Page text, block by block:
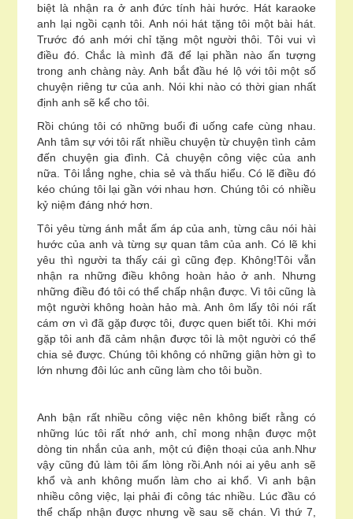
biệt là nhận ra ở anh đức tính hài hước. Hát karaoke
anh lại ngồi cạnh tôi. Anh nói hát tặng tôi một bài hát.
Trước đó anh mới chỉ tặng một người thôi. Tôi vui vì
điều đó. Chắc là mình đã để lại phần nào ấn tượng
trong anh chàng này. Anh bắt đầu hé lộ với tôi một số
chuyện riêng tư của anh. Nói khi nào có thời gian nhất
định anh sẽ kể cho tôi.
Rồi chúng tôi có những buổi đi uống cafe cùng nhau.
Anh tâm sự với tôi rất nhiều chuyện từ chuyện tình cảm
đến chuyện gia đình. Cả chuyện công việc của anh
nữa. Tôi lắng nghe, chia sẻ và thấu hiểu. Có lẽ điều đó
kéo chúng tôi lại gần với nhau hơn. Chúng tôi có nhiều
kỷ niệm đáng nhớ hơn.
Tôi yêu từng ánh mắt ấm áp của anh, từng câu nói hài
hước của anh và từng sự quan tâm của anh. Có lẽ khi
yêu thì người ta thấy cái gì cũng đẹp. Không!Tôi vẫn
nhận ra những điều không hoàn hảo ở anh. Nhưng
những điều đó tôi có thể chấp nhận được. Vì tôi cũng là
một người không hoàn hảo mà. Anh ôm lấy tôi nói rất
cám ơn vì đã gặp được tôi, được quen biết tôi. Khi mới
gặp tôi anh đã cảm nhận được tôi là một người có thể
chia sẻ được. Chúng tôi không có những giận hờn gì to
lớn nhưng đôi lúc anh cũng làm cho tôi buồn.
Anh bận rất nhiều công việc nên không biết rằng có
những lúc tôi rất nhớ anh, chỉ mong nhận được một
dòng tin nhắn của anh, một cú điện thoại của anh.Như
vậy cũng đủ làm tôi ấm lòng rồi.Anh nói ai yêu anh sẽ
khổ và anh không muốn làm cho ai khổ. Vì anh bận
nhiều công việc, lại phải đi công tác nhiều. Lúc đầu có
thể chấp nhận được nhưng về sau sẽ chán. Vì thứ 7,